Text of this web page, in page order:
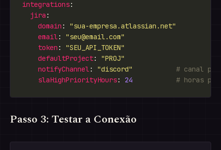
integrations
jira
domain : "sua-empresa.atlassian.net"
email: "seu@email.com"
token : "SEU_API_TOKEN"
defaultProject: "PROJ"
notifyChannel: "discord"
# canal
slaHighPriorityHours: 24 # horas
Passo 3: Testar a Conexão